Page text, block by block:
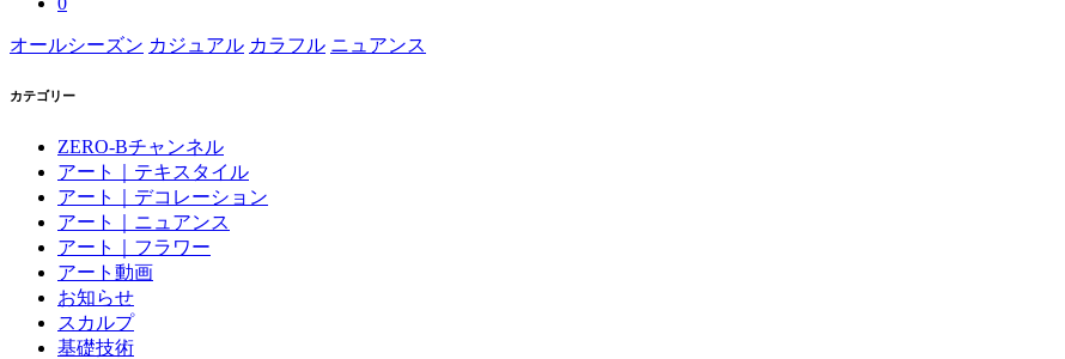
オールシーズン カジュアル カラフル ニュアンス
カテゴリー
ZERO-Bチャンネル
アート｜テキスタイル
アート｜デコレーション
アート｜ニュアンス
アート｜フラワー
アート動画
お知らせ
スカルプ
基礎技術